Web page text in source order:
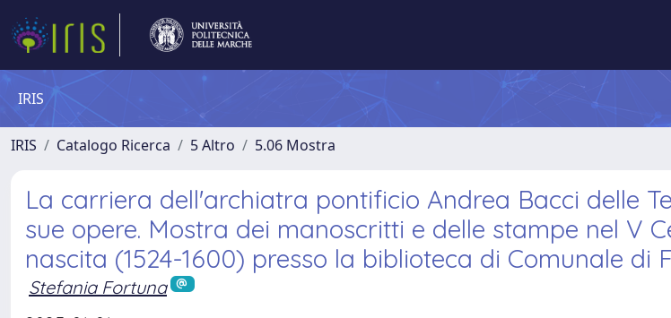
IRIS
IRIS Catalogo Ricerca 5 Altro 5.06 Mostra
La carriera dell'archiatra pontificio Andrea Bacci delle
sue opere. Mostra dei manoscritti e delle stampe nel V
nascita (1524-1600) presso la biblioteca di Comunale di
Stefania Fortuna